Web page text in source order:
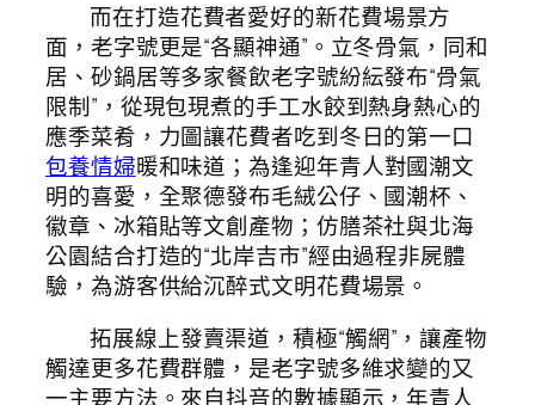
而在打造花費者愛好的新花費場景方
面，老字號更是“各顯神通”。立冬骨氣，同和
居、砂鍋居等多家餐飲老字號紛紜發布“骨氣
限制”，從現包現煮的手工水餃到熱身熱心的
應季菜肴，力圖讓花費者吃到冬日的第一口
包養情婦暖和味道；為逢迎年青人對國潮文
明的喜愛，全聚德發布毛絨公仔、國潮杯、
徽章、冰箱貼等文創產物；仿膳茶社與北海
公園結合打造的“北岸吉市”經由過程非屍體
驗，為游客供給沉醉式文明花費場景。
拓展線上發賣渠道，積極“觸網”，讓產物
觸達更多花費群體，是老字號多維求變的又
一主要方法。來自抖音的數據顯示，年青人